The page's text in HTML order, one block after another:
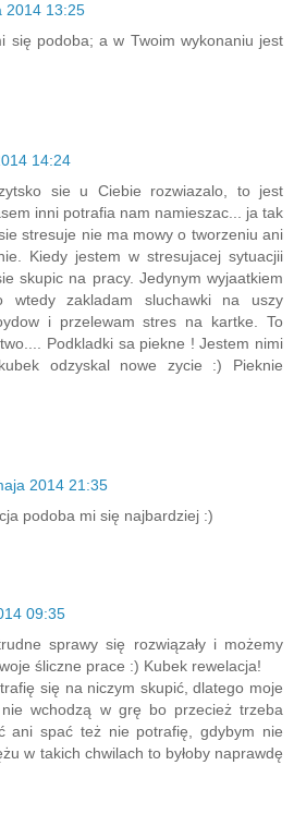
2014 13:25
się podoba; a w Twoim wykonaniu jest
14:24
sie u Ciebie rozwiazalo, to jest
inni potrafia nam namieszac... ja tak
stresuje nie ma mowy o tworzeniu ani
Kiedy jestem w stresujacej sytuacjii
skupic na pracy. Jedynym wyjaatkiem
wtedy zakladam sluchawki na uszy
i przelewam stres na kartke. To
Podkladki sa piekne ! Jestem nimi
odzyskal nowe zycie :) Pieknie
2014 21:35
podoba mi się najbardziej :)
09:35
sprawy się rozwiązały i możemy
śliczne prace :) Kubek rewelacja!
się na niczym skupić, dlatego moje
nie wchodzą w grę bo przecież trzeba
ani spać też nie potrafię, gdybym nie
w takich chwilach to byłoby naprawdę